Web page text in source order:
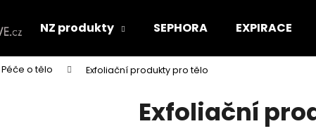
NZ produkty SEPHORA EXPIRACE
Péče o tělo Exfoliační produkty pro tělo
Exfoliační
Co potřebujete